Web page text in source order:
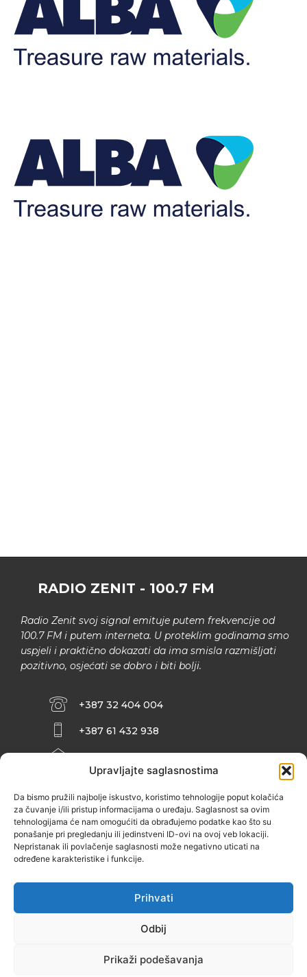
Upravljajte saglasnostima
Da bismo pružili najbolje iskustvo, koristimo tehnologije poput kolačića
za čuvanje i/ili pristup informacijama o uređaju. Saglasnost sa ovim
tehnologijama će nam omogućiti da obrađujemo podatke kao što su
ponašanje pri pregledanju ili jedinstveni ID-ovi na ovoj veb lokaciji.
Nepristanak ili povlačenje saglasnosti može negativno uticati na
određene karakteristike i funkcije.
Prihvati
Odbij
Prikaži podešavanja
RADIO ZENIT - 100.7 FM
Radio Zenit svoj signal emituje putem frekvencije od
100.7 FM i putem interneta. U proteklim godinama smo
uspjeli i praktično dokazati da ima smisla razmišljati
pozitivno, osjećati se dobro i biti bolji.
+387 32 404 004
+387 61 432 938
INFO@ZENIT.BA
ZENIČANKA, 3. SPRAT), 72000 ZENICA